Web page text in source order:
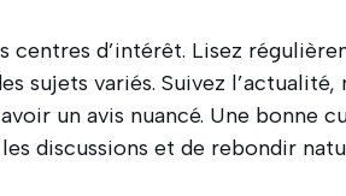
centres d’intérêt. Lisez
sujets variés. Suivez l’actualité,
un avis nuancé. Une bonne
discussions et de rebondir